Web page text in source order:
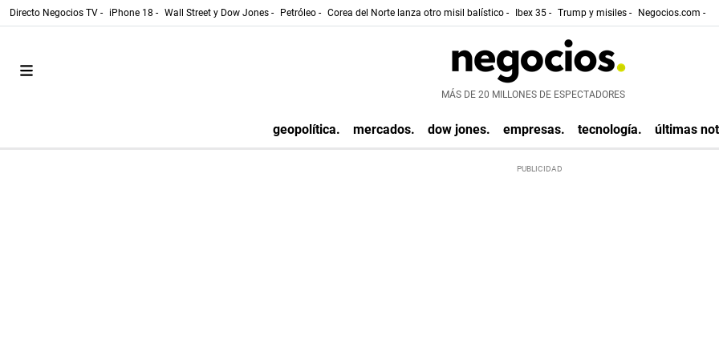
Directo Negocios TV - iPhone 18 - Wall Street y Dow Jones - Petróleo - Corea del Norte lanza otro misil balístico - Ibex 35 - Trump y misiles - Negocios.com -
MÁS DE 20 MILLONES DE ESPECTADORES
geopolítica. mercados. dow jones. empresas. tecnología. últimas